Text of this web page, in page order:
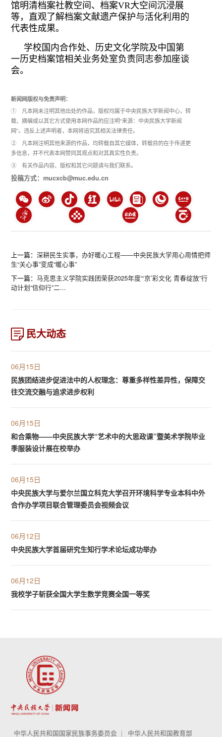
馆明清档案社教空间、档案VR大空间沉浸展
等，直观了解档案文献遗产保护与活化利用的
代表性成果。
学校国内合作处、历史文化学院及中国第
一历史档案馆相关业务处室负责同志参加座谈
会。
新闻网版权与免责声明：
① 凡本网未注明其他出处的作品，版权均属于中央民族大学新闻中心，转
载、摘编或以其它方式使用本网作品的应注明“来源：中央民族大学新闻
网”。违反上述声明者，本网将追究其相关法律责任。
② 凡本网注明其他来源的作品，均转载自其它媒体，转载目的在于传递更
多信息，并不代表本网赞同其观点和对其真实性负责。
③ 有关作品内容、版权和其它问题请与我们联系。
投稿方式：mucxcb@muc.edu.cn
上一篇：深耕民生实事，办好暖心工程——中央民族大学用心用情把师
生“关心事”变成“暖心事”
下一篇：马克思主义学院实践团荣获2025年度“‘京’彩文化 青春绽放”行
动计划“信仰行”二...
民大动态
06月15日
民族团结进步促进法中的人权理念：尊重多样性差异性，保障交
往交流交融与追求进步权利
06月15日
和合乘物——中央民族大学“艺术中的大思政课”暨美术学院毕业
季服装设计展在校举办
06月15日
中央民族大学与爱尔兰国立科克大学召开环境科学专业本科中外
合作办学项目联合管理委员会视频会议
06月12日
中央民族大学首届研究生知行学术论坛成功举办
06月12日
我校学子斩获全国大学生数学竞赛全国一等奖
中华人民共和国国家民族事务委员会 中华人民共和国教育部